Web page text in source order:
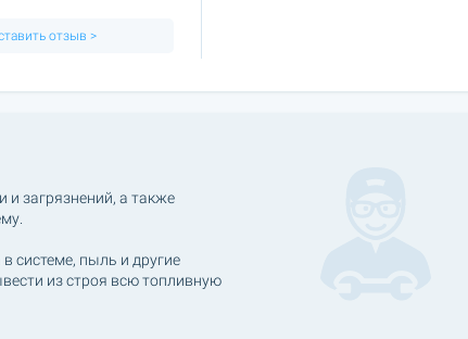
отзыв >
и загрязнений, а также
системе, пыль и другие
из строя всю топливную